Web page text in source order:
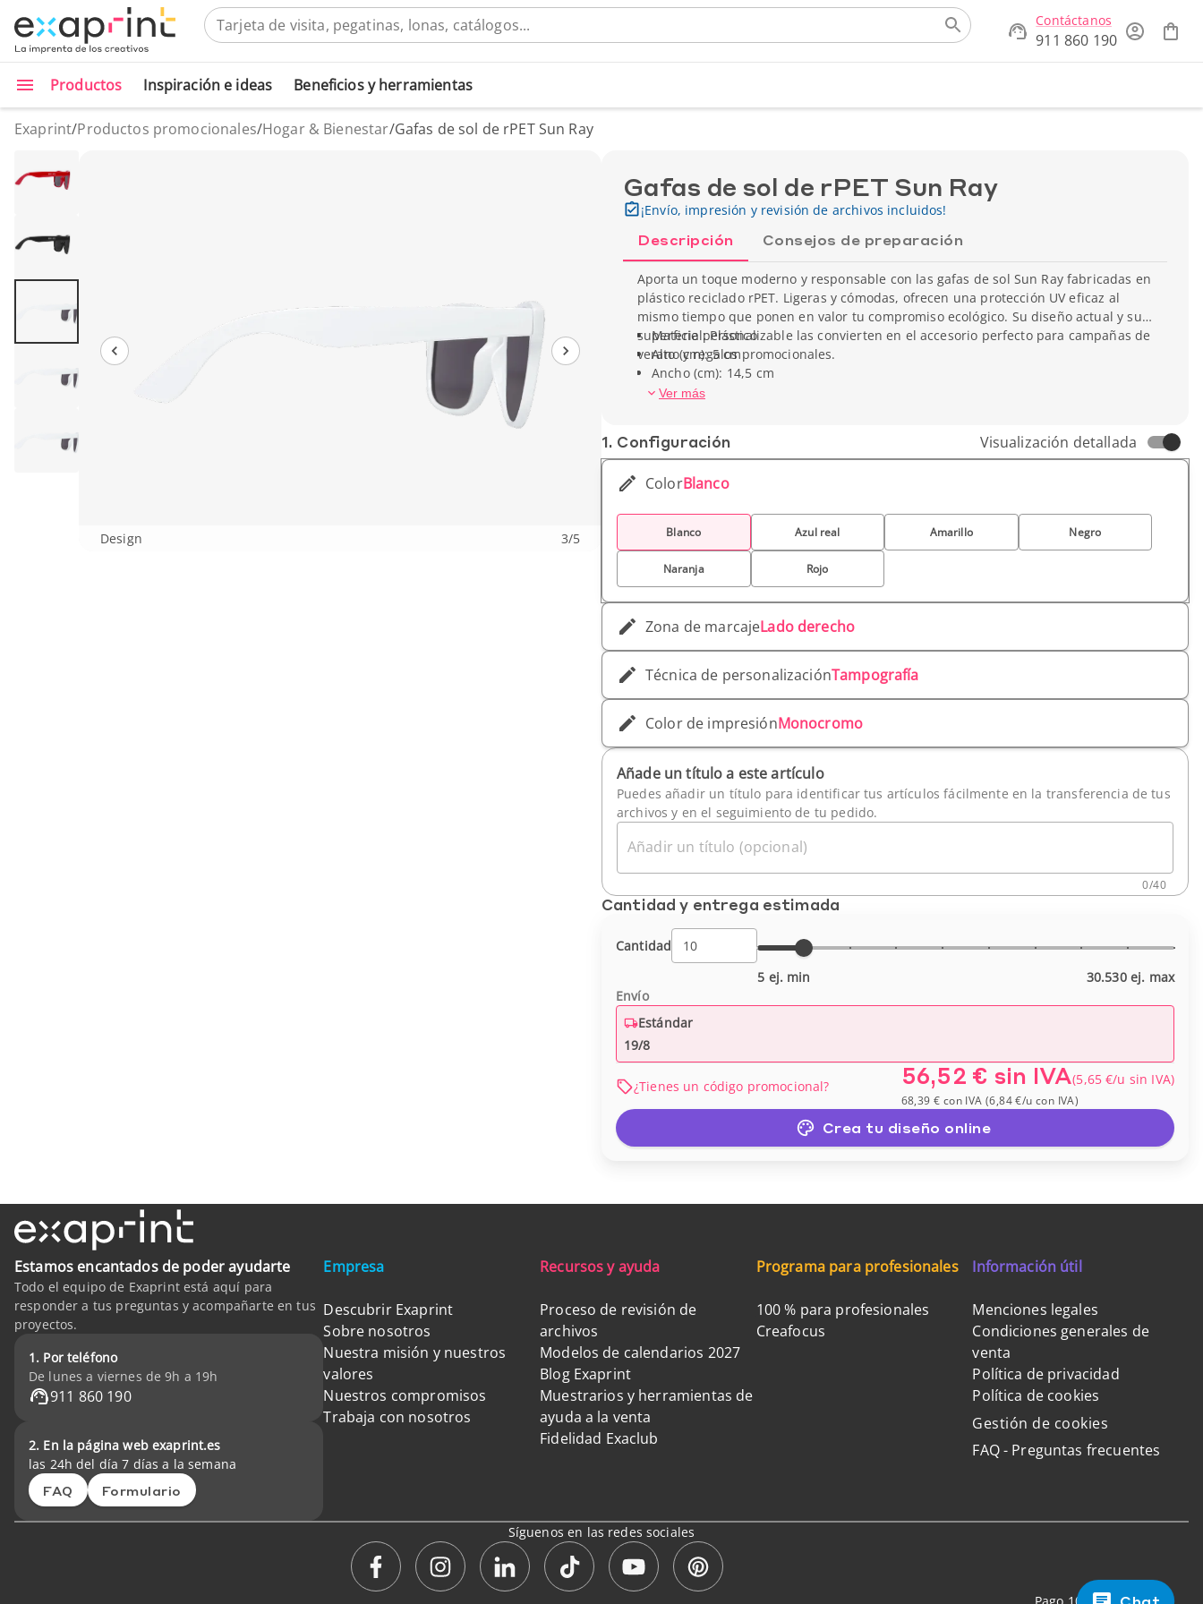
Contáctanos
911 860 190
Productos Inspiración e ideas Beneficios y herramientas
Exaprint/Productos promocionales/Hogar & Bienestar/Gafas de sol de rPET Sun Ray
Design 3/5
Gafas de sol de rPET Sun Ray
¡Envío, impresión y revisión de archivos incluidos!
Descripción Consejos de preparación
Aporta un toque moderno y responsable con las gafas de sol Sun Ray fabricadas en
plástico reciclado rPET. Ligeras y cómodas, ofrecen una protección UV eficaz al
mismo tiempo que ponen en valor tu compromiso ecológico. Su diseño actual y su
superficie personalizable las convierten en el accesorio perfecto para campañas de
verano y regalos promocionales.
Material: Plástico
Alto (cm): 5 cm
Ancho (cm): 14,5 cm
Profundidad (cm): 15 cm
Ver más
1. Conf­iguración Visualización detallada
ColorBlanco
Blanco Azul real Amarillo Negro
Naranja Rojo
Zona de marcajeLado derecho
Técnica de personalizaciónTampografía
Color de impresiónMonocromo
Añade un título a este artículo
Puedes añadir un título para identificar tus artículos fácilmente en la transferencia de tus
archivos y en el seguimiento de tu pedido.
Añadir un título (opcional)
0/40
Cantidad y entrega estimada
Cantidad
5 ej. min
30.530 ej. max
Envío
Estándar
19/8
¿Tienes un código promocional? 56,52 € sin IVA(5,65 €/u sin IVA)
68,39 € con IVA (6,84 €/ucon IVA)
Crea tu diseño online
Estamos encantados de poder ayudarte
Todo el equipo de Exaprint está aquí para
responder a tus preguntas y acompañarte en tus
proyectos.
1. Por teléfono
De lunes a viernes de 9h a 19h
911 860 190
2. En la página web exaprint.es
las 24h del día 7 días a la semana
FAQ Formulario
Empresa
Descubrir Exaprint
Sobre nosotros
Nuestra misión y nuestros
valores
Nuestros compromisos
Trabaja con nosotros
Recursos y ayuda
Proceso de revisión de
archivos
Modelos de calendarios 2027
Blog Exaprint
Muestrarios y herramientas de
ayuda a la venta
Fidelidad Exaclub
Programa para profesionales
100 % para profesionales
Creafocus
Información útil
Menciones legales
Condiciones generales de
venta
Política de privacidad
Política de cookies
Gestión de cookies
FAQ - Preguntas frecuentes
Síguenos en las redes sociales